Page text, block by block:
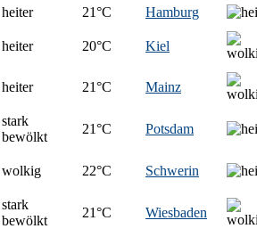
heiter 21°C Hamburg
heiter 20°C Kiel
heiter 21°C Mainz
stark
bewölkt
21°C Potsdam
wolkig 22°C Schwerin
stark
bewölkt
21°C Wiesbaden